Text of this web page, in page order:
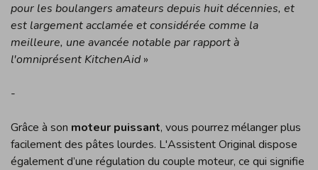
pour les boulangers amateurs depuis huit décennies, et
est largement acclamée et considérée comme la
meilleure, une avancée notable par rapport à
l'omniprésent KitchenAid »
-
Grâce à son moteur puissant, vous pourrez mélanger plus
facilement des pâtes lourdes. L'Assistent Original dispose
également d’une régulation du couple moteur, ce qui signifie